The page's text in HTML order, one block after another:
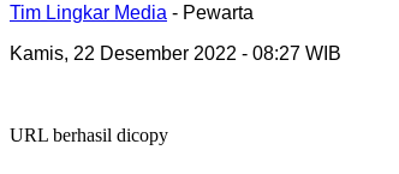
Tim Lingkar Media - Pewarta
Kamis, 22 Desember 2022 - 08:27 WIB
URL berhasil dicopy